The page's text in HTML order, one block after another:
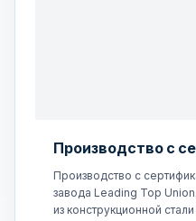
Производство с
Производство с
завода Leading Top
из конструкционной